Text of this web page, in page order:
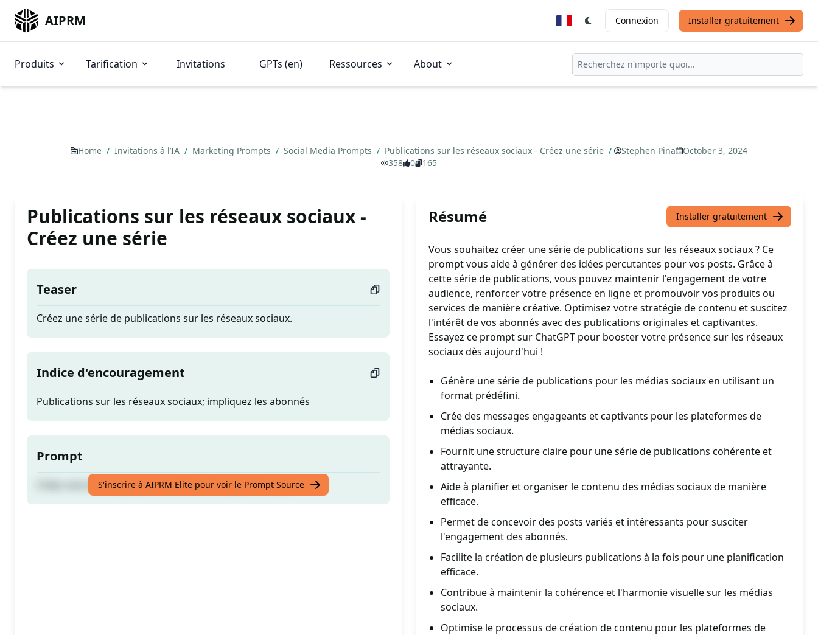
AIPRM Connexion Installer gratuitement
Produits Tarification Invitations GPTs (en) Ressources About
Home / Invitations à l’IA / Marketing Prompts / Social Media Prompts / Publications sur les réseaux sociaux - Créez une série / Stephen Pina
October 3, 2024
358
0 165
Publications sur les réseaux sociaux -
Créez une série
Teaser
Créez une série de publications sur les réseaux sociaux.
Indice d'encouragement
Publications sur les réseaux sociaux; impliquez les abonnés
Prompt
Créez une série de publications sur les réseaux sociaux.
S'inscrire à AIPRM Elite pour voir le Prompt Source
Résumé Installer gratuitement
Vous souhaitez créer une série de publications sur les réseaux sociaux ? Ce
prompt vous aide à générer des idées percutantes pour vos posts. Grâce à
cette série de publications, vous pouvez maintenir l'engagement de votre
audience, renforcer votre présence en ligne et promouvoir vos produits ou
services de manière créative. Optimisez votre stratégie de contenu et suscitez
l'intérêt de vos abonnés avec des publications originales et captivantes.
Essayez ce prompt sur ChatGPT pour booster votre présence sur les réseaux
sociaux dès aujourd'hui !
Génère une série de publications pour les médias sociaux en utilisant un
format prédéfini.
Crée des messages engageants et captivants pour les plateformes de
médias sociaux.
Fournit une structure claire pour une série de publications cohérente et
attrayante.
Aide à planifier et organiser le contenu des médias sociaux de manière
efficace.
Permet de concevoir des posts variés et intéressants pour susciter
l'engagement des abonnés.
Facilite la création de plusieurs publications à la fois pour une planification
efficace.
Contribue à maintenir la cohérence et l'harmonie visuelle sur les médias
sociaux.
Optimise le processus de création de contenu pour les plateformes de